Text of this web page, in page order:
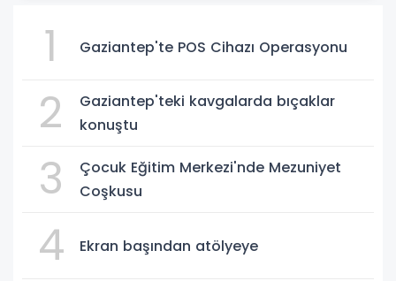
1 Gaziantep'te POS Cihazı Operasyonu
2
Gaziantep'teki kavgalarda bıçaklar
konuştu
3
Çocuk Eğitim Merkezi'nde Mezuniyet
Coşkusu
4 Ekran başından atölyeye